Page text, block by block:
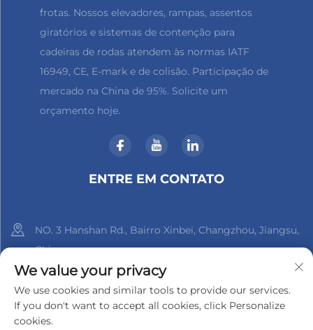
frotas. Nossos elevadores, rampas, assentos
giratórios e sistemas de contenção para
cadeiras de rodas atendem às normas IATF
16949, CE, E-mark e de colisão. Participação de
mercado na China de 95%. Solicite um
orçamento hoje.
ENTRE EM CONTATO
NO. 3 Hanshan Rd., Bairro Xinbei, Changzhou, Jiangsu,
China
+86-18961288218
[email protected]
We value your privacy
We use cookies and similar tools to provide our services.
If you don't want to accept all cookies, click Personalize
cookies.